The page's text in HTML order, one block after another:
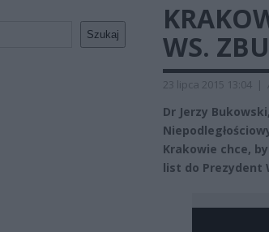
Szukaj
WS.
23 lipca 2015 13:04 |
Dr Jerzy
Krakowie chce,
list do Prezydent